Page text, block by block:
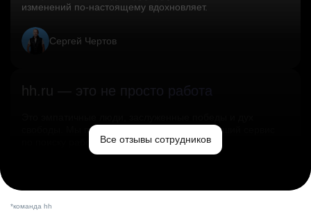
изменений по‑настоящему вдохновляет.
Сергей Чертов
hh.ru — это не просто работа
свободы. Мы помогаем миру и создаём лучший сервис
по поиску работы в стране.Все отзывы сотрудников
*команда hh